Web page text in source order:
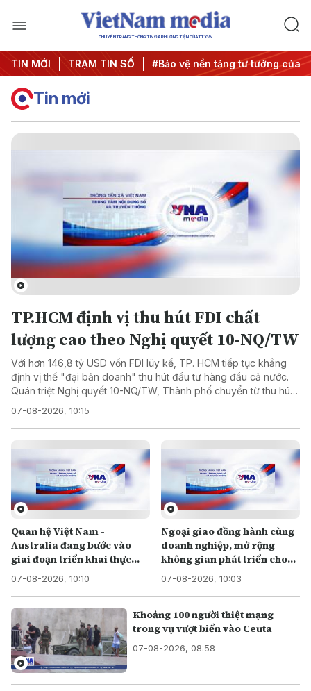
CHUYÊN TRANG THÔNG TIN ĐA PHƯƠNG TIỆN CỦA TTXVN
TIN MỚI TRẠM TIN SỐ
#An ninh năng lượng #Bảo vệ nền tảng tư tưởng của Đảng
Tin mới
TP.HCM định vị thu hút FDI chất
lượng cao theo Nghị quyết 10-NQ/TW
Với hơn 146,8 tỷ USD vốn FDI lũy kế, TP. HCM tiếp tục khẳng
định vị thế "đại bản doanh" thu hút đầu tư hàng đầu cả nước.
Quán triệt Nghị quyết 10-NQ/TW, Thành phố chuyển từ thu hút
hướng tới phát triển xanh, số và bền vững.
07-08-2026, 10:15
Quan hệ Việt Nam -
Australia đang bước vào
giai đoạn triển khai thực
chất
07-08-2026, 10:10
Ngoại giao đồng hành cùng
doanh nghiệp, mở rộng
không gian phát triển cho
Việt Nam
07-08-2026, 10:03
Khoảng 100 người thiệt mạng
trong vụ vượt biển vào Ceuta
07-08-2026, 08:58